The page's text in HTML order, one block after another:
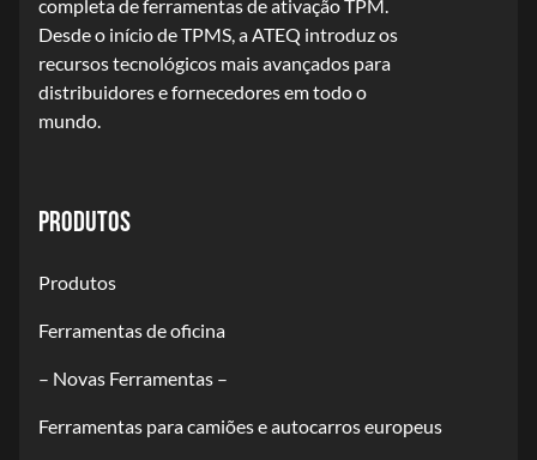
completa de ferramentas de ativação TPM.
Desde o início de TPMS, a ATEQ introduz os
recursos tecnológicos mais avançados para
distribuidores e fornecedores em todo o
mundo.
PRODUTOS
Produtos
Ferramentas de oficina
– Novas Ferramentas –
Ferramentas para camiões e autocarros europeus